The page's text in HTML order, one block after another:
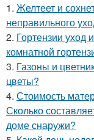
1. Желтеет и
неправильного
2. Гортензии
комнатной
3. Газоны и
цветы?
4. Стоимость
Сколько
доме снаружи?